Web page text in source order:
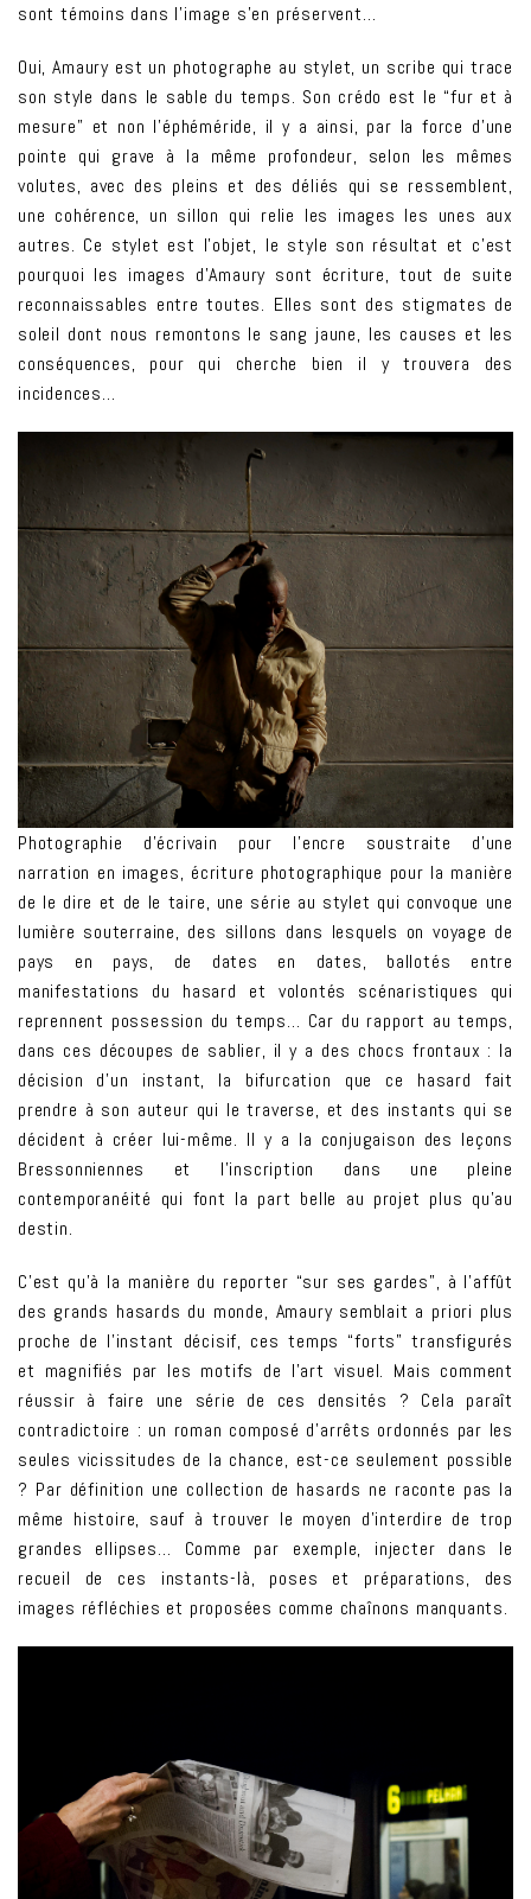
sont témoins dans l’image s’en préservent…
Oui, Amaury est un photographe au stylet, un scribe qui trace
son style dans le sable du temps. Son crédo est le “fur et à
mesure” et non l’éphéméride, il y a ainsi, par la force d’une
pointe qui grave à la même profondeur, selon les mêmes
volutes, avec des pleins et des déliés qui se ressemblent,
une cohérence, un sillon qui relie les images les unes aux
autres. Ce stylet est l’objet, le style son résultat et c’est
pourquoi les images d’Amaury sont écriture, tout de suite
reconnaissables entre toutes. Elles sont des stigmates de
soleil dont nous remontons le sang jaune, les causes et les
conséquences, pour qui cherche bien il y trouvera des
incidences…
Photographie d’écrivain pour l’encre soustraite d’une
narration en images, écriture photographique pour la manière
de le dire et de le taire, une série au stylet qui convoque une
lumière souterraine, des sillons dans lesquels on voyage de
pays en pays, de dates en dates, ballotés entre
manifestations du hasard et volontés scénaristiques qui
reprennent possession du temps… Car du rapport au temps,
dans ces découpes de sablier, il y a des chocs frontaux : la
décision d’un instant, la bifurcation que ce hasard fait
prendre à son auteur qui le traverse, et des instants qui se
décident à créer lui-même. Il y a la conjugaison des leçons
Bressonniennes et l’inscription dans une pleine
contemporanéité qui font la part belle au projet plus qu’au
destin.
C’est qu’à la manière du reporter “sur ses gardes”, à l’affût
des grands hasards du monde, Amaury semblait a priori plus
proche de l’instant décisif, ces temps “forts” transfigurés
et magnifiés par les motifs de l’art visuel. Mais comment
réussir à faire une série de ces densités ? Cela paraît
contradictoire : un roman composé d’arrêts ordonnés par les
seules vicissitudes de la chance, est-ce seulement possible
? Par définition une collection de hasards ne raconte pas la
même histoire, sauf à trouver le moyen d’interdire de trop
grandes ellipses… Comme par exemple, injecter dans le
recueil de ces instants-là, poses et préparations, des
images réfléchies et proposées comme chaînons manquants.